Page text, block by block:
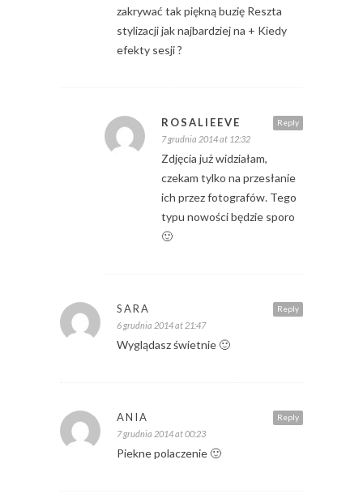
zakrywać tak piękną buzię Reszta
stylizacji jak najbardziej na + Kiedy
efekty sesji ?
Reply
ROSALIEEVE
7 grudnia 2014 at 12:32
Zdjęcia już widziałam,
czekam tylko na przesłanie
ich przez fotografów. Tego
typu nowości będzie sporo
🙂
Reply
SARA
6 grudnia 2014 at 21:47
Wyglądasz świetnie 🙂
Reply
ANIA
7 grudnia 2014 at 00:23
Piekne polaczenie 🙂